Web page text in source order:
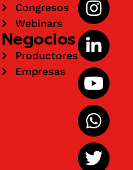
Congresos
Webinars
Negocios
Productores
Empresas